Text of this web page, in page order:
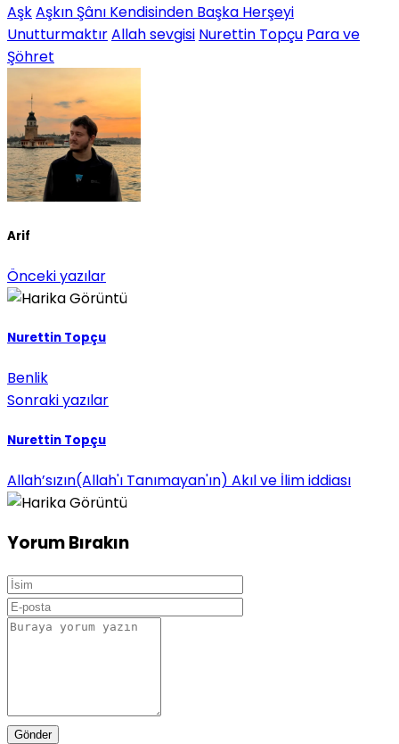
AşkAşkın Şânı Kendisinden Başka Herşeyi
UnutturmaktırAllah sevgisi Nurettin Topçu Para ve
Şöhret
Arif
Önceki yazılar
Nurettin Topçu
Benlik
Sonraki yazılar
Nurettin Topçu
Allah’sızın(Allah'ı Tanımayan'ın) Akıl ve İlim iddiası
Yorum Bırakın
Gönder